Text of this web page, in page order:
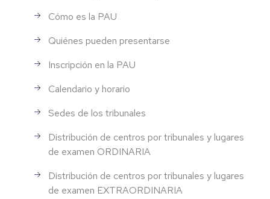
Cómo es la PAU
Quiénes pueden presentarse
Inscripción en la PAU
Calendario y horario
Sedes de los tribunales
Distribución de centros por tribunales y lugares
de examen ORDINARIA
Distribución de centros por tribunales y lugares
de examen EXTRAORDINARIA